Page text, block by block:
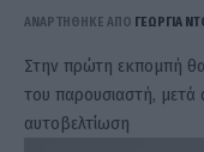
ΑΝΑΡΤΗΘΗΚΕ ΑΠΟ ΓΕΩΡΓΊΑ
Στην πρώτη εκπομπή
του παρουσιαστή, μετά
αυτοβελτίωση